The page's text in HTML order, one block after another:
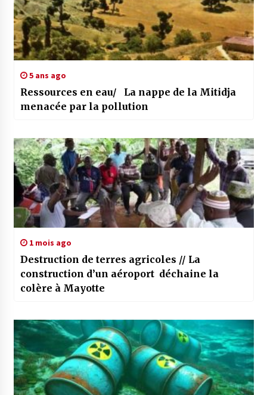
5 ans ago
Ressources en eau/ La nappe de la Mitidja
menacée par la pollution
1 mois ago
Destruction de terres agricoles // La
construction d’un aéroport déchaine la
colère à Mayotte